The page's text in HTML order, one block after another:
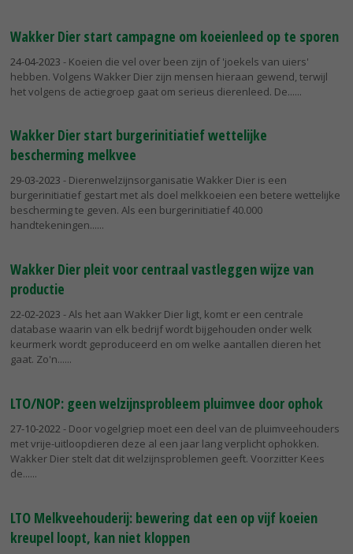
Wakker Dier start campagne om koeienleed op te sporen
24-04-2023 - Koeien die vel over been zijn of 'joekels van uiers'
hebben. Volgens Wakker Dier zijn mensen hieraan gewend, terwijl
het volgens de actiegroep gaat om serieus dierenleed. De...
Wakker Dier start burgerinitiatief wettelijke
bescherming melkvee
29-03-2023 - Dierenwelzijnsorganisatie Wakker Dier is een
burgerinitiatief gestart met als doel melkkoeien een betere wettelijke
bescherming te geven. Als een burgerinitiatief 40.000
handtekeningen...
Wakker Dier pleit voor centraal vastleggen wijze van
productie
22-02-2023 - Als het aan Wakker Dier ligt, komt er een centrale
database waarin van elk bedrijf wordt bijgehouden onder welk
keurmerk wordt geproduceerd en om welke aantallen dieren het
gaat. Zo'n...
LTO/NOP: geen welzijnsprobleem pluimvee door ophok
27-10-2022 - Door vogelgriep moet een deel van de pluimveehouders
met vrije-uitloopdieren deze al een jaar lang verplicht ophokken.
Wakker Dier stelt dat dit welzijnsproblemen geeft. Voorzitter Kees
de...
LTO Melkveehouderij: bewering dat een op vijf koeien
kreupel loopt, kan niet kloppen